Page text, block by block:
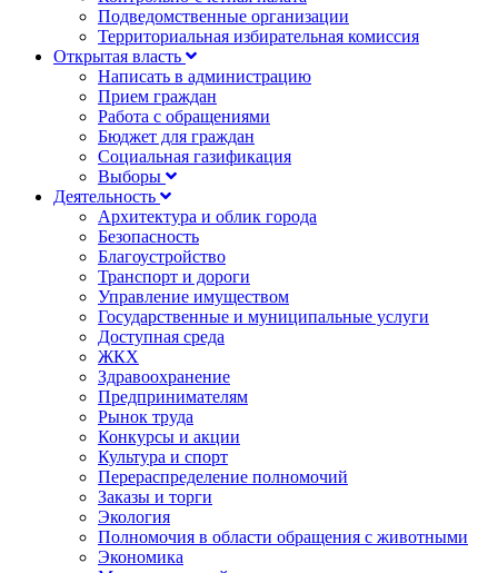
Подведомственные организации
Территориальная избирательная комиссия
Открытая власть
Написать в администрацию
Прием граждан
Работа с обращениями
Бюджет для граждан
Социальная газификация
Выборы
Деятельность
Архитектура и облик города
Безопасность
Благоустройство
Транспорт и дороги
Управление имуществом
Государственные и муниципальные услуги
Доступная среда
ЖКХ
Здравоохранение
Предпринимателям
Рынок труда
Конкурсы и акции
Культура и спорт
Перераспределение полномочий
Заказы и торги
Экология
Полномочия в области обращения с животными
Экономика